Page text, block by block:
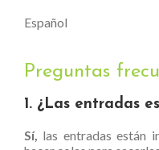
Español
Preguntas
1. ¿Las entradas
Sí, las entradas están